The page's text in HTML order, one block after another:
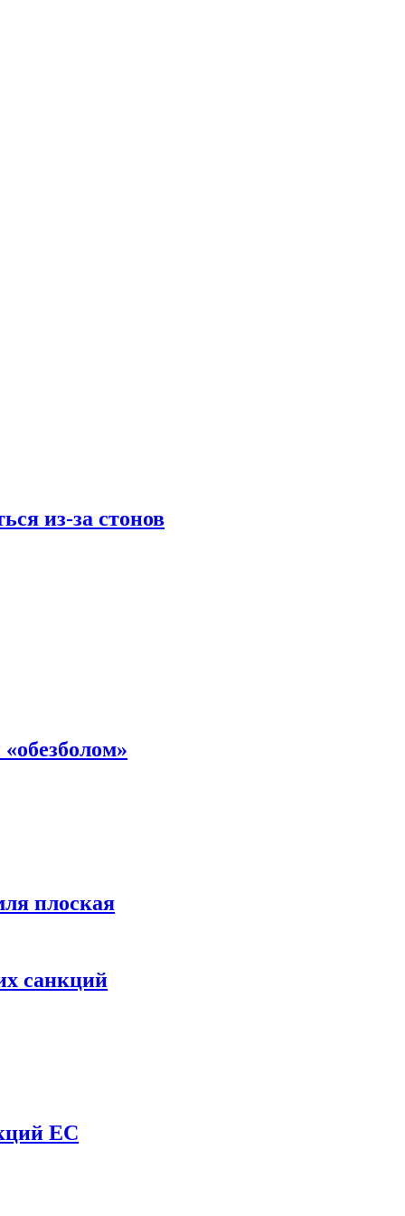
из-за стонов
плоская
санкций
ЕС